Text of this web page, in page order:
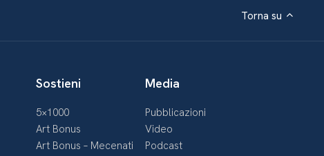
Torna su
Sostieni
5×1000
Art Bonus
Art Bonus – Mecenati
Media
Pubblicazioni
Video
Podcast